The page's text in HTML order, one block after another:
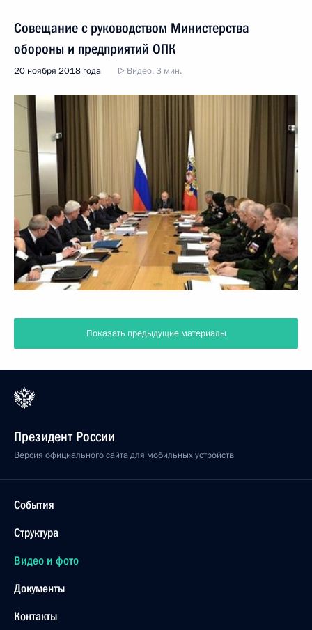
Совещание с руководством Министерства
обороны и предприятий ОПК
20 ноября 2018 года Видео, 3 мин.
Показать предыдущие материалы
Президент России
Версия официального сайта для мобильных устройств
События
Структура
Видео и фото
Документы
Контакты